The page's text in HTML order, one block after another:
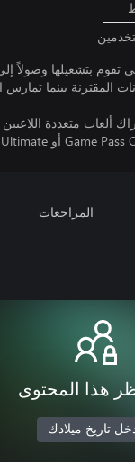
تقوم بتشغيلها
ألعاب متعددة اللاعبين
المراجعات
هذا المحتوى
تاريخ ميلادك